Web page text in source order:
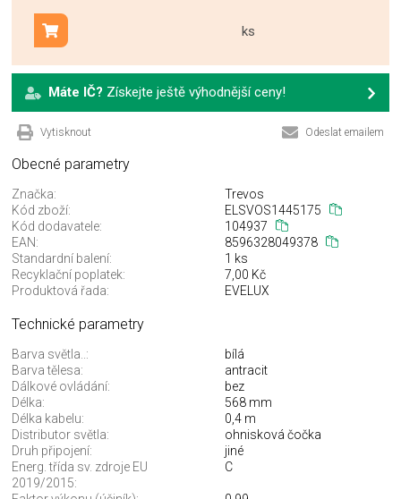
ks
Přidat do košíku
Máte IČ? Získejte ještě výhodnější ceny!
Vytisknout Odeslat emailem
Obecné parametry
Značka:
Trevos
Kód zboží:
ELSVOS1445175
Kód dodavatele:
104937
EAN:
8596328049378
Standardní balení:
1 ks
Recyklační poplatek:
7,00 Kč
Produktová řada:
EVELUX
Technické parametry
Barva světla..:
bílá
Barva tělesa:
antracit
Dálkové ovládání:
bez
Délka:
568 mm
Délka kabelu:
0,4 m
Distributor světla:
ohnisková čočka
Druh připojení:
jiné
Energ. třída sv. zdroje EU
2019/2015:
C